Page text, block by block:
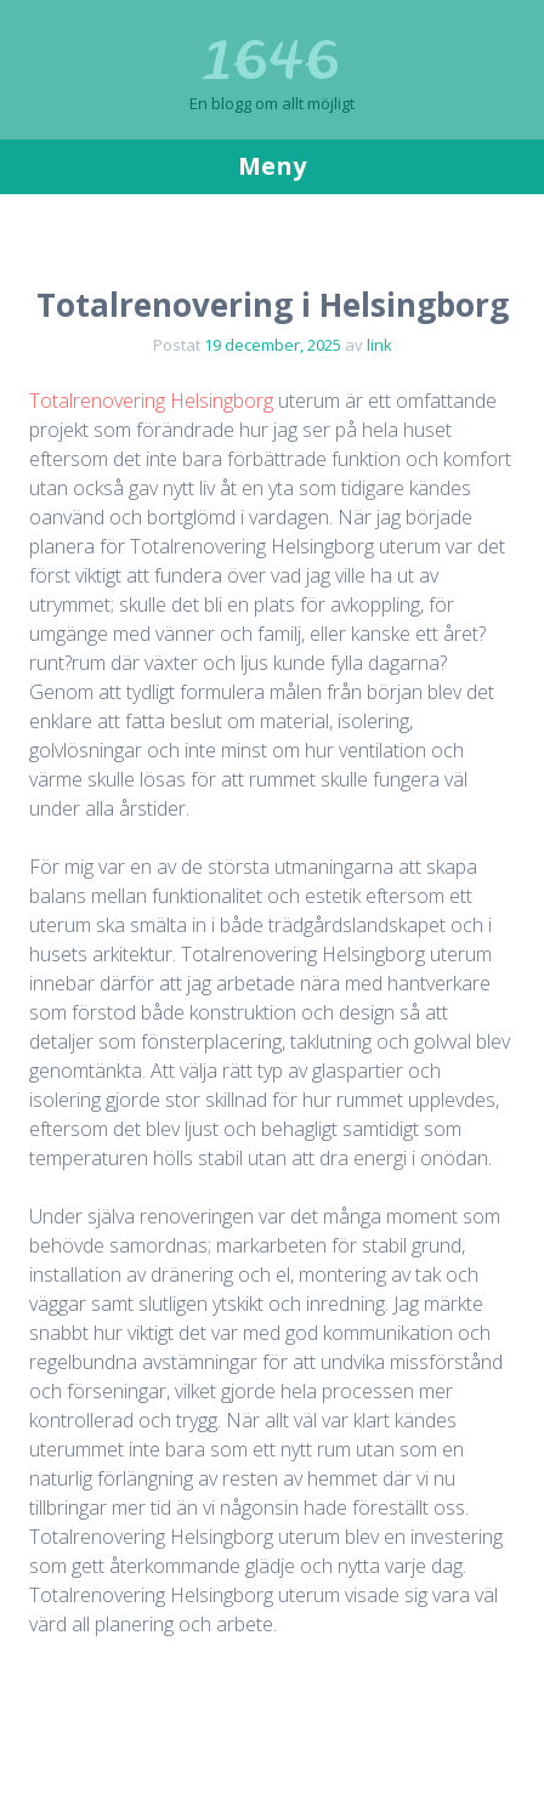
1646
En blogg om allt möjligt
Meny
Totalrenovering i Helsingborg
Postat 19 december, 2025 avlink
Totalrenovering Helsingborg uterum är ett omfattande
projekt som förändrade hur jag ser på hela huset
eftersom det inte bara förbättrade funktion och komfort
utan också gav nytt liv åt en yta som tidigare kändes
oanvänd och bortglömd i vardagen. När jag började
planera för Totalrenovering Helsingborg uterum var det
först viktigt att fundera över vad jag ville ha ut av
utrymmet; skulle det bli en plats för avkoppling, för
umgänge med vänner och familj, eller kanske ett året?
runt?rum där växter och ljus kunde fylla dagarna?
Genom att tydligt formulera målen från början blev det
enklare att fatta beslut om material, isolering,
golvlösningar och inte minst om hur ventilation och
värme skulle lösas för att rummet skulle fungera väl
under alla årstider.
För mig var en av de största utmaningarna att skapa
balans mellan funktionalitet och estetik eftersom ett
uterum ska smälta in i både trädgårdslandskapet och i
husets arkitektur. Totalrenovering Helsingborg uterum
innebar därför att jag arbetade nära med hantverkare
som förstod både konstruktion och design så att
detaljer som fönsterplacering, taklutning och golvval blev
genomtänkta. Att välja rätt typ av glaspartier och
isolering gjorde stor skillnad för hur rummet upplevdes,
eftersom det blev ljust och behagligt samtidigt som
temperaturen hölls stabil utan att dra energi i onödan.
Under själva renoveringen var det många moment som
behövde samordnas; markarbeten för stabil grund,
installation av dränering och el, montering av tak och
väggar samt slutligen ytskikt och inredning. Jag märkte
snabbt hur viktigt det var med god kommunikation och
regelbundna avstämningar för att undvika missförstånd
och förseningar, vilket gjorde hela processen mer
kontrollerad och trygg. När allt väl var klart kändes
uterummet inte bara som ett nytt rum utan som en
naturlig förlängning av resten av hemmet där vi nu
tillbringar mer tid än vi någonsin hade föreställt oss.
Totalrenovering Helsingborg uterum blev en investering
som gett återkommande glädje och nytta varje dag.
Totalrenovering Helsingborg uterum visade sig vara väl
värd all planering och arbete.